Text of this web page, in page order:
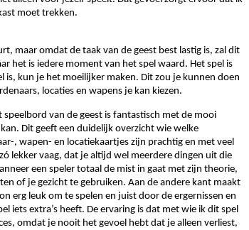
moet trekken.
maar omdat de taak van de geest best lastig is, zal dit
het is iedere moment van het spel waard. Het spel is
is, kun je het moeilijker maken. Dit zou je kunnen doen
locaties en wapens je kan kiezen.
van de geest is fantastisch met de mooi
Dit geeft een duidelijk overzicht wie welke
, wapen- en locatiekaartjes zijn prachtig en met veel
lekker vaag, dat je altijd wel meerdere dingen uit die
een speler totaal de mist in gaat met zijn theorie,
of je gezicht te gebruiken. Aan de andere kant maakt
erg leuk om te spelen en juist door de ergernissen en
iets extra’s heeft. De ervaring is dat met wie ik dit spel
omdat je nooit het gevoel hebt dat je alleen verliest,